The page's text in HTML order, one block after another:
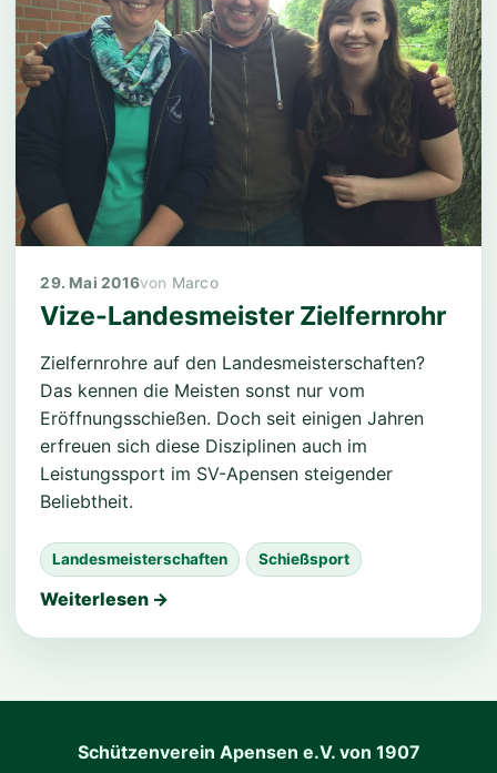
29. Mai 2016 Marco
Vize-Landesmeister Zielfernrohr
Zielfernrohre auf den Landesmeisterschaften?
Das kennen die Meisten sonst nur vom
Eröffnungsschießen. Doch seit einigen Jahren
erfreuen sich diese Disziplinen auch im
Leistungssport im SV-Apensen steigender
Beliebtheit.
Landesmeisterschaften Schießsport
Weiterlesen →
Schützenverein Apensen e.V. von 1907